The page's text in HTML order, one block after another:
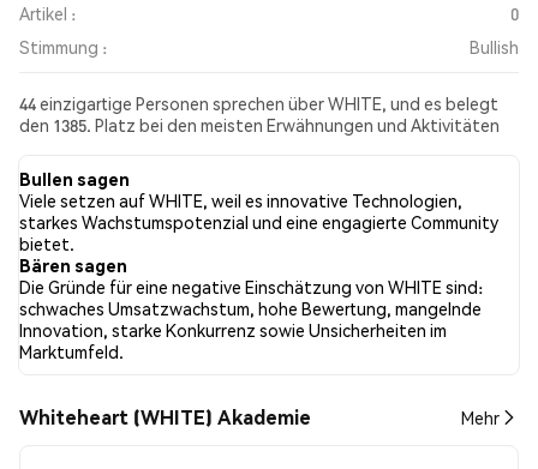
Artikel :
0
Stimmung :
Bullish
44 einzigartige Personen sprechen über WHITE, und es belegt
den 1385. Platz bei den meisten Erwähnungen und Aktivitäten
die Stimmung gegenüber WHITE in allen sozialen Medien Bullish.
Schließlich wurden 0 Nachrichtenartikel über WHITE
veröffentlicht. Auf Twitter hatten 47.27% der Tweets eine
bullishe Stimmung im Vergleich zu 9.09% der Tweets mit einer
bärischen Stimmung über WHITE. 43.64% der Tweets waren
neutral gegenüber WHITE. Diese Stimmungen basieren auf 55
Tweets.
Bullen sagen
Viele setzen auf WHITE, weil es innovative Technologien,
starkes Wachstumspotenzial und eine engagierte Community
bietet.
Bären sagen
Die Gründe für eine negative Einschätzung von WHITE sind:
schwaches Umsatzwachstum, hohe Bewertung, mangelnde
Innovation, starke Konkurrenz sowie Unsicherheiten im
Marktumfeld.
Whiteheart (WHITE) Akademie Mehr